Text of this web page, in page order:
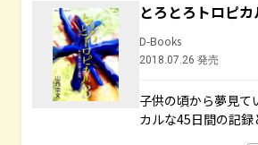
とろとろトロピ
D-Books
2018.07.26 発売
子供の頃から夢見て
カルな45日間の記録